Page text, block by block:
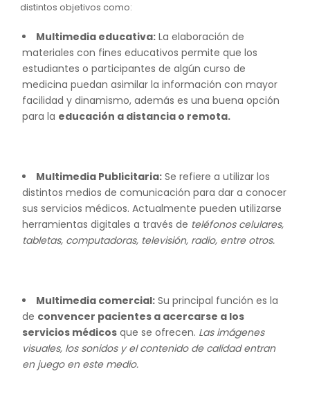
distintos objetivos como:
Multimedia educativa:La elaboración de
materiales con fines educativos permite que los
estudiantes o participantes de algún curso de
medicina puedan asimilar la información con mayor
facilidad y dinamismo, además es una buena opción
para la educación a distancia o remota.
Multimedia Publicitaria:Se refiere a utilizar los
distintos medios de comunicación para dar a conocer
sus servicios médicos. Actualmente pueden utilizarse
herramientas digitales a través de teléfonos celulares,
tabletas, computadoras, televisión, radio, entre otros.
Multimedia comercial:Su principal función es la
de convencer pacientes a acercarse a los
servicios médicosque se ofrecen. Las imágenes
visuales, los sonidos y el contenido de calidad entran
en juego en este medio.